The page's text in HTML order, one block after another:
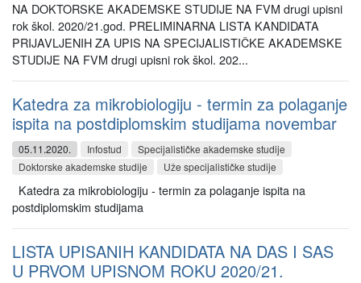
NA DOKTORSKE AKADEMSKE STUDIJE NA FVM drugi upisni
rok škol. 2020/21.god. PRELIMINARNA LISTA KANDIDATA
PRIJAVLJENIH ZA UPIS NA SPECIJALISTIČKE AKADEMSKE
STUDIJE NA FVM drugi upisni rok škol. 202...
Katedra za mikrobiologiju - termin za polaganje
ispita na postdiplomskim studijama novembar
05.11.2020. Infostud
Specijalističke akademske studije
Doktorske akademske studije
Uže specijalističke studije
Katedra za mikrobiologiju - termin za polaganje ispita na
postdiplomskim studijama
LISTA UPISANIH KANDIDATA NA DAS I SAS
U PRVOM UPISNOM ROKU 2020/21.